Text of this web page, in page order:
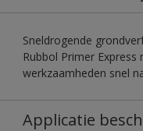
Sneldrogende
Rubbol Primer
werkzaamheden snel
Applicatie